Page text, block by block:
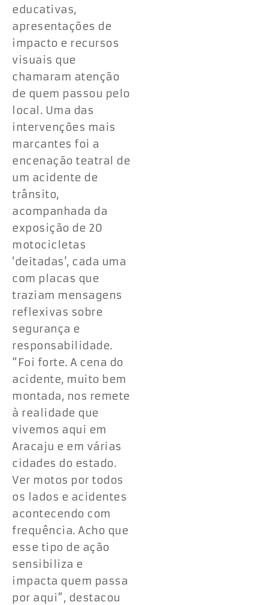
educativas,
apresentações de
impacto e recursos
visuais que
chamaram atenção
de quem passou pelo
local. Uma das
intervenções mais
marcantes foi a
encenação teatral de
um acidente de
trânsito,
acompanhada da
exposição de 20
motocicletas
‘deitadas’, cada uma
com placas que
traziam mensagens
reflexivas sobre
segurança e
responsabilidade.
“Foi forte. A cena do
acidente, muito bem
montada, nos remete
à realidade que
vivemos aqui em
Aracaju e em várias
cidades do estado.
Ver motos por todos
os lados e acidentes
acontecendo com
frequência. Acho que
esse tipo de ação
sensibiliza e
impacta quem passa
por aqui”, destacou